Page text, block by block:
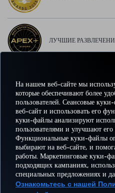
На нашем веб-сайте мы
которые обеспечивают более
пользователей. Сеансовые
веб-сайт и использовать его
куки-файлы анализируют
пользователями и улучшают его
Функциональные куки-файлы
выбирают на веб-сайте, и
работы. Маркетинговые куки-
подходящих кампаниях,
специальных предложениях и
Ознакомьтесь с нашей
ЛУЧШИЕ
ЛУЧШИЙ WI-FI В
Facebook
Twitter
БРОНИРУЙТЕ И
УПРАВЛЯЙТЕ
БРОНИРОВАНИЕМ
ВПЕЧАТЛЕНИЕ